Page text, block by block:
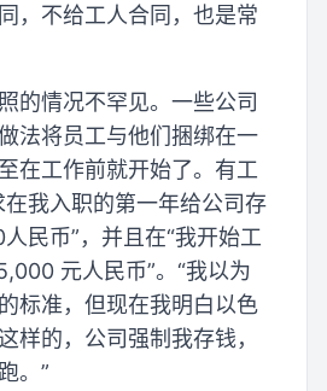
，不给工人合同，也是常
的情况不罕见。一些公司
法将员工与他们捆绑在一
在工作前就开始了。有工
在我入职的第一年给公司存
民币”，并且在“我开始工
元人民币”。“我以为
标准，但现在我明白以色
样的，公司强制我存钱，
。”